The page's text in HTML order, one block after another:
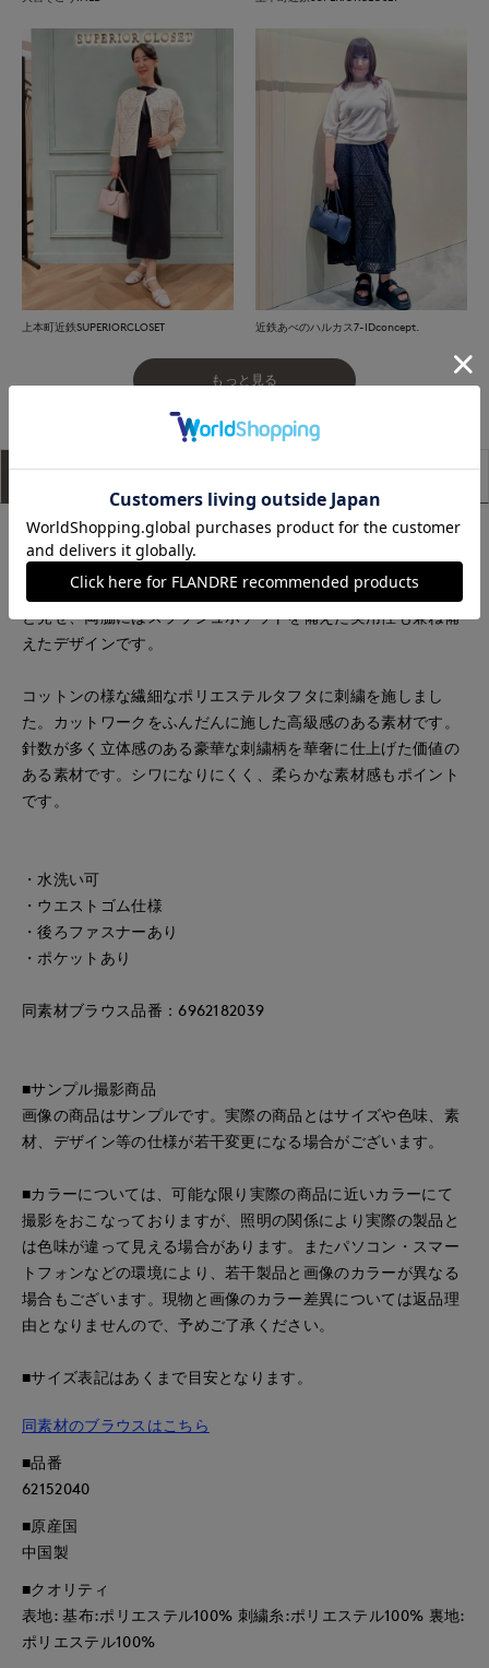
上本町近鉄SUPERIORCLOSET 近鉄あべのハルカス7-IDconcept.
もっと見る
すっきりとしたストレートラインが上品なレーススカート。ウ
エストはゴムギャザー仕様でアクセントを加えつつ、快適な着
心地に仕上げました。後ろはコンシールファスナーですっきり
と見せ、両脇にはスラッシュポケットを備えた実用性も兼ね備
えたデザインです。
コットンの様な繊細なポリエステルタフタに刺繍を施しまし
た。カットワークをふんだんに施した高級感のある素材です。
針数が多く立体感のある豪華な刺繍柄を華奢に仕上げた価値の
ある素材です。シワになりにくく、柔らかな素材感もポイント
です。
・水洗い可
・ウエストゴム仕様
・後ろファスナーあり
・ポケットあり
同素材ブラウス品番：6962182039
■サンプル撮影商品
画像の商品はサンプルです。実際の商品とはサイズや色味、素
材、デザイン等の仕様が若干変更になる場合がございます。
■カラーについては、可能な限り実際の商品に近いカラーにて
撮影をおこなっておりますが、照明の関係により実際の製品と
は色味が違って見える場合があります。またパソコン・スマー
トフォンなどの環境により、若干製品と画像のカラーが異なる
場合もございます。現物と画像のカラー差異については返品理
由となりませんので、予めご了承ください。
■サイズ表記はあくまで目安となります。
同素材のブラウスはこちら
■品番
62152040
■原産国
中国製
■クオリティ
表地: 基布:ポリエステル100% 刺繍糸:ポリエステル100% 裏地:
ポリエステル100%